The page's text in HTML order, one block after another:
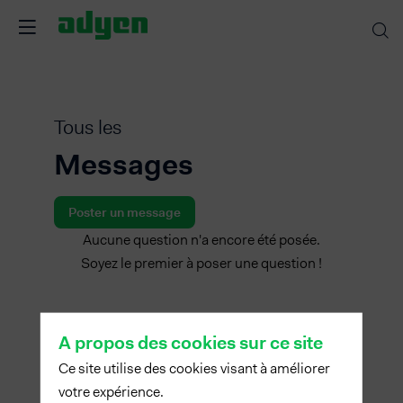
Tous les
Messages
Poster un message
Aucune question n'a encore été posée.
Soyez le premier à poser une question !
A propos des cookies sur ce site
Ce site utilise des cookies visant à améliorer
votre expérience.